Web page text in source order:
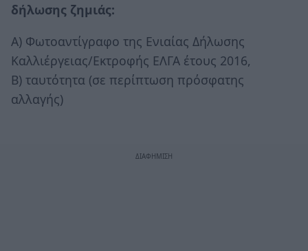
δήλωσης ζημιάς:
Α) Φωτοαντίγραφο της Ενιαίας Δήλωσης
Καλλιέργειας/Εκτροφής ΕΛΓΑ έτους 2016,
Β) ταυτότητα (σε περίπτωση πρόσφατης
αλλαγής)